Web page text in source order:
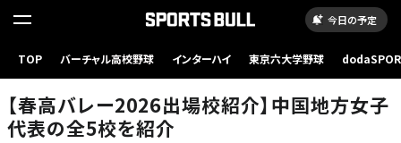
今日の予定
TOP バーチャル高校野球 インターハイ 東京六大学野球
【春高バレー2026出場校紹介】中国地方女子
代表の全5校を紹介